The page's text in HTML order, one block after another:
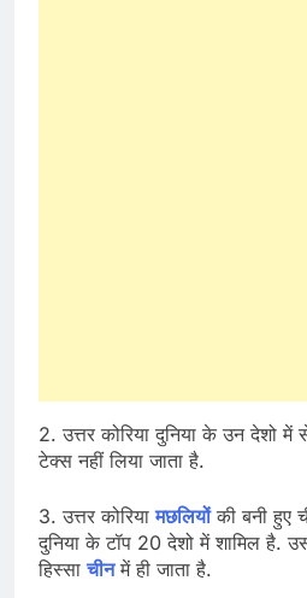
2. उत्तर कोरिया दुनिया के उन देशो में
टेक्स नहीं लिया जाता है.
3. उत्तर कोरियामछलियोंकी बनी हुए
दुनिया के टॉप 20 देशो में शामिल है.
हिस्साचीनमें ही जाता है.